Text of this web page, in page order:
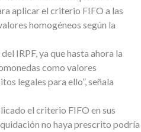
aplicar el criterio FIFO a las
homogéneos según la
IRPF, ya que hasta ahora la
como valores
legales para ello”, señala
el criterio FIFO en sus
no haya prescrito podría